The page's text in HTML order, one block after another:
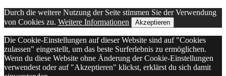
Durch die weitere Nutzung der Seite stimmen Sie der Verwendung
von Cookies zu. Weitere Informationen Akzeptieren
Die Cookie-Einstellungen auf dieser Website sind auf "Cookies
zulassen" eingestellt, um das beste Surferlebnis zu ermöglichen.
Wenn du diese Website ohne Änderung der Cookie-Einstellungen
verwendest oder auf "Akzeptieren" klickst, erklärst du sich damit